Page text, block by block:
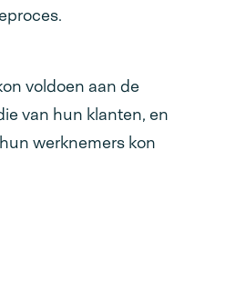
voldoen aan de
van hun klanten, en
werknemers kon